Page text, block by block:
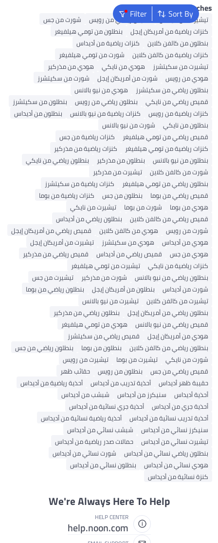
Sort By
Filter Popular
من أديداس قميص رياضي من رويس
شورت من جس
رياضية من أمريكان إيجل
بنطلون من تومي هيلفيغر
من كالفن كلاين
كنزات رياضية من أديداس
رياضية من كالفن كلاين
شورت من تومي هيلفيغر
من سكيتشرز
هودي من نايكي
هودي من مذركير
من رويس
شورت من أمريكان إيجل
شورت من سكيتشرز
رياضي من سكيتشرز
هودي من نيو بالانس
رياضي من نايكي
بنطلون رياضي من رويس
بنطلون من سكيتشرز
رياضية من رويس
كنزات رياضية من نيو بالانس
بنطلون من أديداس
من نايكي
شورت من نيو بالانس
رياضي من تومي هيلفيغر
كنزات رياضية من جس
رياضية من تومي هيلفيغر
كنزات رياضية من مذركير
من نيو بالانس
بنطلون من مذركير
بنطلون رياضي من نايكي
من كالفن كلاين
تيشيرت من مذركير
رياضي من تومي هيلفيغر
كنزات رياضية من سكيتشرز
رياضي من بوما
بنطلون من جس
كنزات رياضية من بوما
من بوما
شورت من بوما
تيشيرت من نايكي
رياضي من كالفن كلاين
بنطلون رياضي من أديداس
من رويس
هودي من كالفن كلاين
قميص رياضي من أمريكان إيجل
من أديداس
هودي من سكيتشرز
تيشيرت من أمريكان إيجل
من جس
قميص رياضي من أديداس
قميص رياضي من مذركير
رياضية من نايكي
تيشيرت من تومي هيلفيغر
رياضي من نيو بالانس
شورت من مذركير
تيشيرت من جس
من أديداس
بنطلون من أمريكان إيجل
بنطلون رياضي من بوما
من كالفن كلاين
تيشيرت من نيو بالانس
رياضي من أمريكان إيجل
بنطلون رياضي من مذركير
رياضي من نيو بالانس
هودي من تومي هيلفيغر
من أمريكان إيجل
قميص رياضي من سكيتشرز
رياضي من كالفن كلاين
بنطلون من بوما
بنطلون رياضي من جس
من نايكي
تيشيرت من بوما
تيشيرت من رويس
رياضي من جس
بنطلون من رويس
حقائب ظهر
ظهر أديداس
أحذية تدريب من أديداس
أحذية رياضية من أديداس
أديداس
سنيكرز من أديداس
شبشب من أديداس
جري من أديداس
أحذية جري نسائية من أديداس
تدريب نسائية من أديداس
أحذية رياضية نسائية من أديداس
نسائي من أديداس
شبشب نسائي من أديداس
نسائي من أديداس
حمالات صدر رياضية من أديداس
رياضي نسائي من أديداس
شورت نسائي من أديداس
نسائي من أديداس
بنطلون نسائي من أديداس
نسائية من أديداس
We're Always Here To Help
HELP CENTER
help.noon.com